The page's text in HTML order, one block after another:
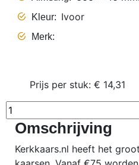
Kleur Ivoor
Merk
Prijs per stuk: € 14,31
Omschrijving
Kerkkaars.nl heeft het